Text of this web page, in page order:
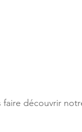
faire découvrir